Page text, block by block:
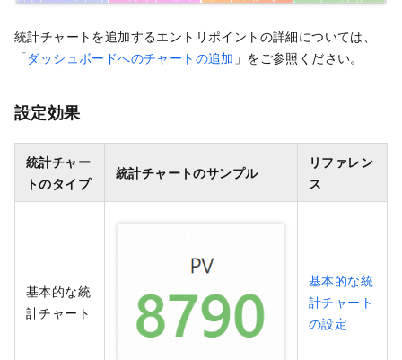
統計チャートを追加するエントリポイントの詳細については、
「ダッシュボードへのチャートの追加 」をご参照ください。
設定効果
統計チャー
トのタイプ
統計チャートのサンプル
リファレン
ス
基本的な統
計チャート
基本的な統
計チャート
の設定